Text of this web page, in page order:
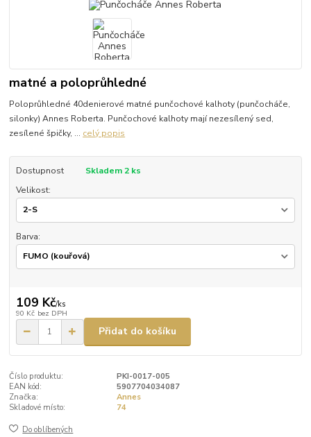
matné a poloprůhledné
Poloprůhledné 40denierové matné punčochové kalhoty (punčocháče,
silonky) Annes Roberta. Punčochové kalhoty mají nezesílený sed,
zesílené špičky, ... celý popis
Dostupnost
Skladem 2 ks
Velikost:
Barva:
109 Kč/ks
90 Kč bez DPH
Přidat do košíku
Číslo produktu:
PKI-0017-005
EAN kód:
5907704034087
Značka:
Annes
Skladové místo:
74
Do oblíbených